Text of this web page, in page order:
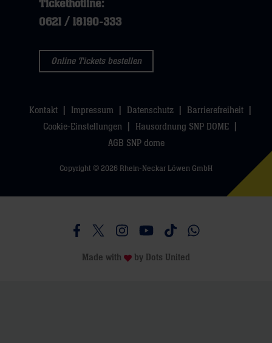
Tickethotline:
0621 / 18190-333
Online Tickets bestellen
Kontakt Impressum Datenschutz
Barrierefreiheit
Cookie-Einstellungen
Hausordnung SNP DOME
AGB SNP dome
Copyright © 2026 Rhein-Neckar Löwen GmbH
Besucht uns auf Facebook
Besucht uns auf Twitter
Besucht uns auf Instagram
Besucht uns auf Youtube
Besucht uns auf
Besucht uns auf
Made with by Dots United